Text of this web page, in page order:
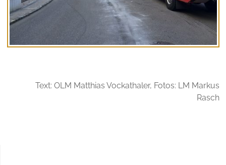
Text: OLM Matthias Vockathaler, Fotos: LM Markus
Rasch